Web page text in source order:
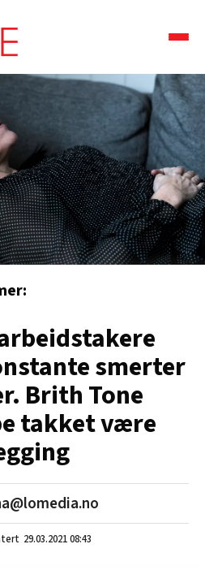
smerter
Brith Tone
takket være
29.03.2021 08:43